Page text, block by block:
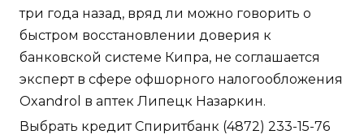
три года назад, вряд ли можно говорить о
быстром восстановлении доверия к
банковской системе Кипра, не соглашается
эксперт в сфере офшорного налогообложения
Oxandrol в аптек Липецк Назаркин.
Выбрать кредит Спиритбанк (4872) 233-15-76